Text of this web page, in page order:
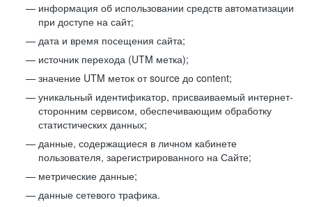
информация об использовании средств автоматизации
при доступе на сайт;
дата и время посещения сайта;
источник перехода (UTM метка);
значение UTM меток от source до content;
уникальный идентификатор, присваиваемый интернет-
сторонним сервисом, обеспечивающим обработку
статистических данных;
данные, содержащиеся в личном кабинете
пользователя, зарегистрированного на Сайте;
метрические данные;
данные сетевого трафика.